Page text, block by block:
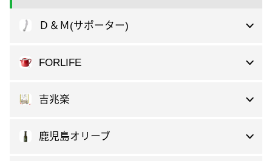
Ｄ＆Ｍ(サポーター)
FORLIFE
吉兆楽
鹿児島オリーブ